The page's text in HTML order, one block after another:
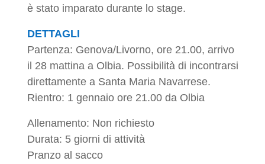
è stato imparato durante lo stage.
DETTAGLI
Partenza: Genova/Livorno, ore 21.00, arrivo
il 28 mattina a Olbia. Possibilità di incontrarsi
direttamente a Santa Maria Navarrese.
Rientro: 1 gennaio ore 21.00 da Olbia
Allenamento: Non richiesto
Durata: 5 giorni di attività
Pranzo al sacco